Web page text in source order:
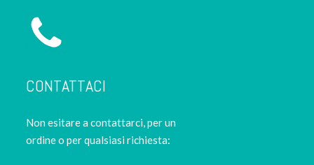
CONTATTACI
Non esitare a contattarci, per un
ordine o per qualsiasi richiesta: